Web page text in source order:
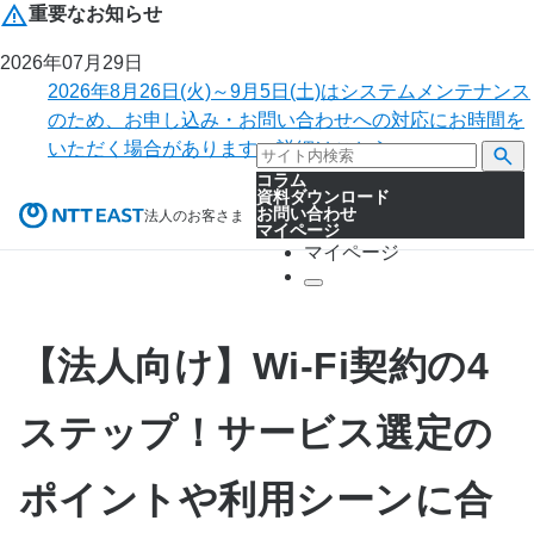
重要なお知らせ
2026年07月29日
2026年8月26日(火)～9月5日(土)はシステムメンテナンス
のため、お申し込み・お問い合わせへの対応にお時間を
いただく場合があります。詳細はこちら。
法人のお客さま
コラム
資料ダウンロード
お問い合わせ
マイページ
マイページ
【法人向け】Wi-Fi契約の4
ステップ！サービス選定の
ポイントや利用シーンに合